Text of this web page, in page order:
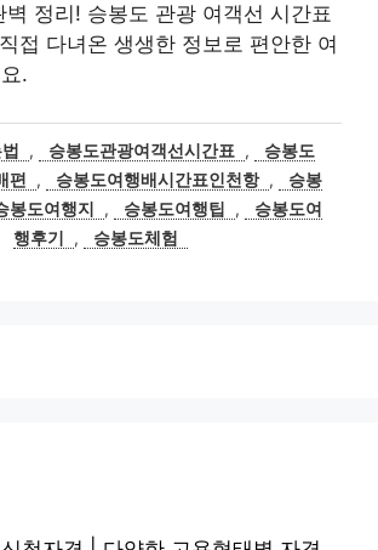
벽 정리! 승봉도 관광 여객선 시간표
접 다녀온 생생한 정보로 편안한 여
.
, 승봉도관광여객선시간표 ,
승봉도
편 , 승봉도여행배시간표인천항 ,
승봉
봉도여행지 , 승봉도여행팁 ,
승봉도여
행후기
, 승봉도체험